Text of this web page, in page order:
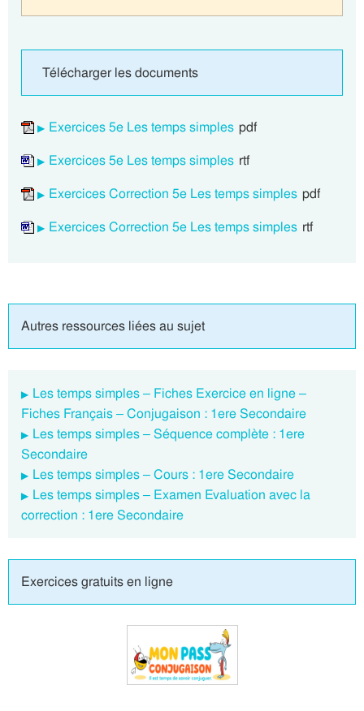
Télécharger les documents
Exercices 5e Les temps simples pdf
Exercices 5e Les temps simples rtf
Exercices Correction 5e Les temps simples pdf
Exercices Correction 5e Les temps simples rtf
Autres ressources liées au sujet
Les temps simples – Fiches Exercice en ligne –
Fiches Français – Conjugaison : 1ere Secondaire
Les temps simples – Séquence complète : 1ere
Secondaire
Les temps simples – Cours : 1ere Secondaire
Les temps simples – Examen Evaluation avec la
correction : 1ere Secondaire
Exercices gratuits en ligne